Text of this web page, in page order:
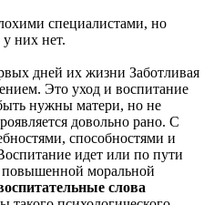
специалистами, но
них нет.
дней их жизни Заботливая
Это уход и воспитание
нужны матери, но не
довольно рано. С
способностями и
идет или по пути
моральной
слова